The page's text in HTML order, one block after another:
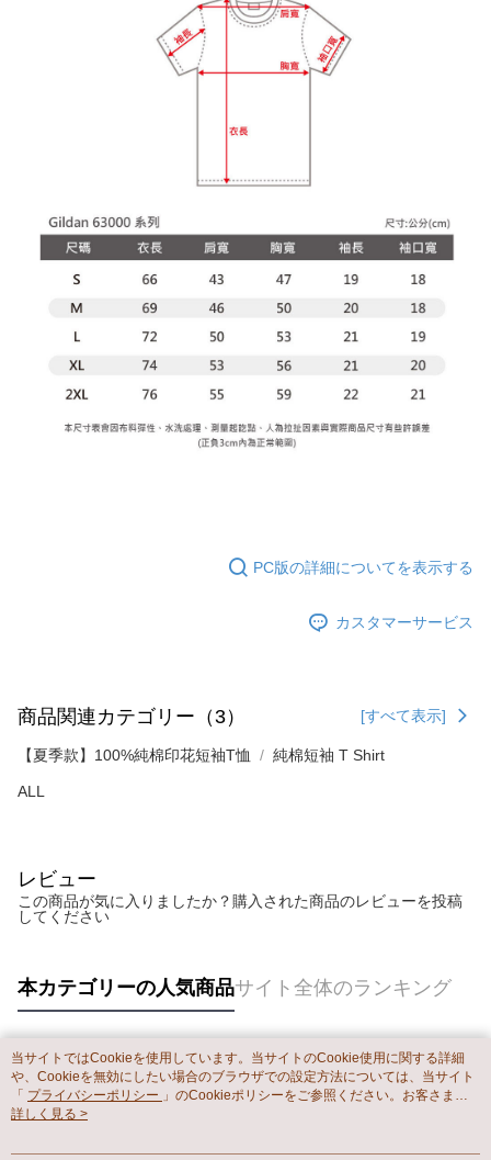
PC版の詳細についてを表示する
カスタマーサービス
商品関連カテゴリー（3） [すべて表示]
【夏季款】100%純棉印花短袖T恤 純棉短袖 T Shirt
ALL
レビュー
この商品が気に入りましたか？購入された商品のレビューを投稿
してください
本カテゴリーの人気商品サイト全体のランキング
人気タグ
当サイトではCookieを使用しています。当サイトのCookie使用に関する詳細
や、Cookieを無効にしたい場合のブラウザでの設定方法については、当サイト
「 プライバシーポリシー 」のCookieポリシーをご参照ください。お客さま
が、当サイトを引き続き使用される場合、当社がサイト利用規約のCookieポリ
詳しく見る >